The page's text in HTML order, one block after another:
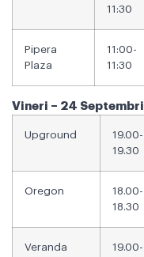
11:30
Pipera
Plaza
11:00-
11:30
Vineri – 24
Upground
19.00-
19.30
Oregon
18.00-
18.30
Veranda
19.00-